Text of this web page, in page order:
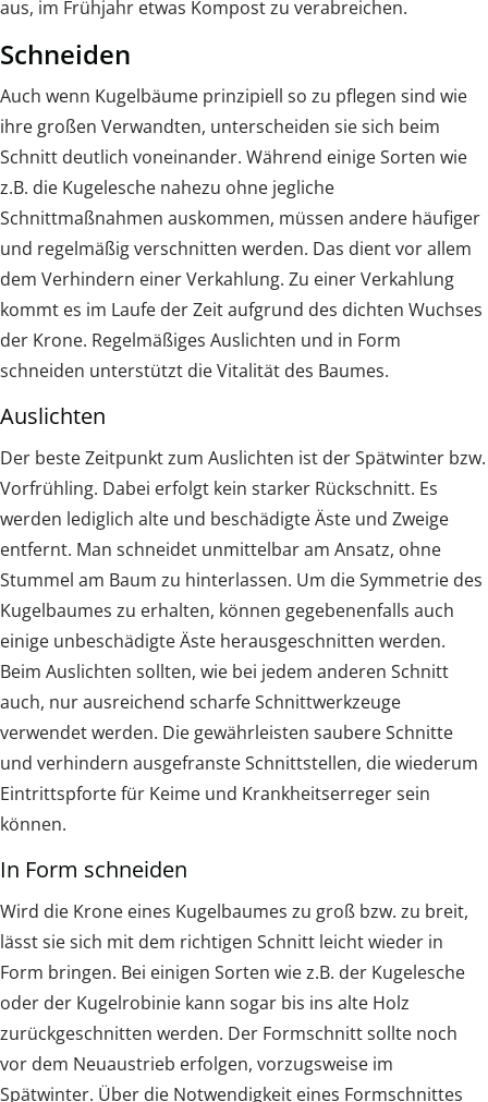
aus, im Frühjahr etwas Kompost zu verabreichen.
Schneiden
Auch wenn Kugelbäume prinzipiell so zu pflegen sind wie
ihre großen Verwandten, unterscheiden sie sich beim
Schnitt deutlich voneinander. Während einige Sorten wie
z.B. die Kugelesche nahezu ohne jegliche
Schnittmaßnahmen auskommen, müssen andere häufiger
und regelmäßig verschnitten werden. Das dient vor allem
dem Verhindern einer Verkahlung. Zu einer Verkahlung
kommt es im Laufe der Zeit aufgrund des dichten Wuchses
der Krone. Regelmäßiges Auslichten und in Form
schneiden unterstützt die Vitalität des Baumes.
Auslichten
Der beste Zeitpunkt zum Auslichten ist der Spätwinter bzw.
Vorfrühling. Dabei erfolgt kein starker Rückschnitt. Es
werden lediglich alte und beschädigte Äste und Zweige
entfernt. Man schneidet unmittelbar am Ansatz, ohne
Stummel am Baum zu hinterlassen. Um die Symmetrie des
Kugelbaumes zu erhalten, können gegebenenfalls auch
einige unbeschädigte Äste herausgeschnitten werden.
Beim Auslichten sollten, wie bei jedem anderen Schnitt
auch, nur ausreichend scharfe Schnittwerkzeuge
verwendet werden. Die gewährleisten saubere Schnitte
und verhindern ausgefranste Schnittstellen, die wiederum
Eintrittspforte für Keime und Krankheitserreger sein
können.
In Form schneiden
Wird die Krone eines Kugelbaumes zu groß bzw. zu breit,
lässt sie sich mit dem richtigen Schnitt leicht wieder in
Form bringen. Bei einigen Sorten wie z.B. der Kugelesche
oder der Kugelrobinie kann sogar bis ins alte Holz
zurückgeschnitten werden. Der Formschnitt sollte noch
vor dem Neuaustrieb erfolgen, vorzugsweise im
Spätwinter. Über die Notwendigkeit eines Formschnittes